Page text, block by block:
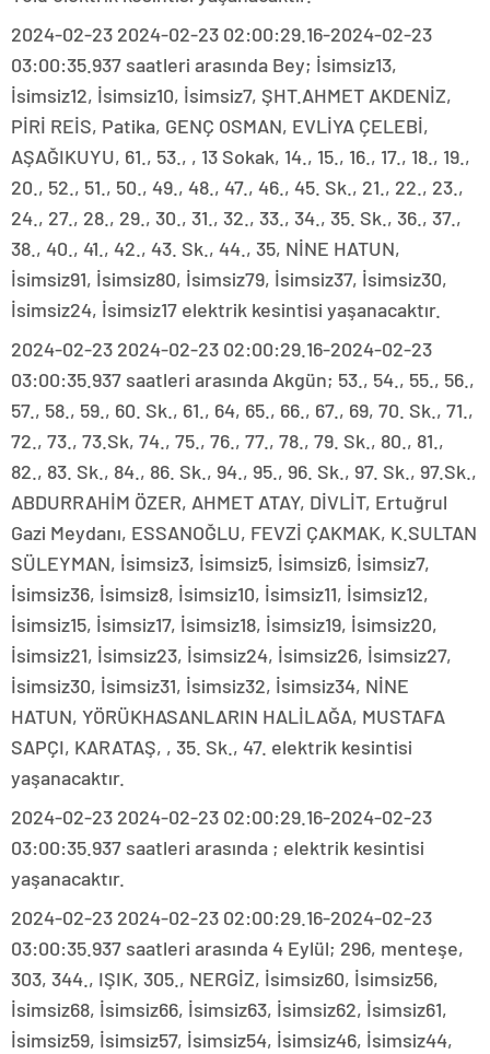
2024-02-23 2024-02-23 02:00:29.16-2024-02-23
03:00:35.937 saatleri arasında Bey; İsimsiz13,
İsimsiz12, İsimsiz10, İsimsiz7, ŞHT.AHMET AKDENİZ,
PİRİ REİS, Patika, GENÇ OSMAN, EVLİYA ÇELEBİ,
AŞAĞIKUYU, 61., 53., , 13 Sokak, 14., 15., 16., 17., 18., 19.,
20., 52., 51., 50., 49., 48., 47., 46., 45. Sk., 21., 22., 23.,
24., 27., 28., 29., 30., 31., 32., 33., 34., 35. Sk., 36., 37.,
38., 40., 41., 42., 43. Sk., 44., 35, NİNE HATUN,
İsimsiz91, İsimsiz80, İsimsiz79, İsimsiz37, İsimsiz30,
İsimsiz24, İsimsiz17 elektrik kesintisi yaşanacaktır.
2024-02-23 2024-02-23 02:00:29.16-2024-02-23
03:00:35.937 saatleri arasında Akgün; 53., 54., 55., 56.,
57., 58., 59., 60. Sk., 61., 64, 65., 66., 67., 69, 70. Sk., 71.,
72., 73., 73.Sk, 74., 75., 76., 77., 78., 79. Sk., 80., 81.,
82., 83. Sk., 84., 86. Sk., 94., 95., 96. Sk., 97. Sk., 97.Sk.,
ABDURRAHİM ÖZER, AHMET ATAY, DİVLİT, Ertuğrul
Gazi Meydanı, ESSANOĞLU, FEVZİ ÇAKMAK, K.SULTAN
SÜLEYMAN, İsimsiz3, İsimsiz5, İsimsiz6, İsimsiz7,
İsimsiz36, İsimsiz8, İsimsiz10, İsimsiz11, İsimsiz12,
İsimsiz15, İsimsiz17, İsimsiz18, İsimsiz19, İsimsiz20,
İsimsiz21, İsimsiz23, İsimsiz24, İsimsiz26, İsimsiz27,
İsimsiz30, İsimsiz31, İsimsiz32, İsimsiz34, NİNE
HATUN, YÖRÜKHASANLARIN HALİLAĞA, MUSTAFA
SAPÇI, KARATAŞ, , 35. Sk., 47. elektrik kesintisi
yaşanacaktır.
2024-02-23 2024-02-23 02:00:29.16-2024-02-23
03:00:35.937 saatleri arasında ; elektrik kesintisi
yaşanacaktır.
2024-02-23 2024-02-23 02:00:29.16-2024-02-23
03:00:35.937 saatleri arasında 4 Eylül; 296, menteşe,
303, 344., IŞIK, 305., NERGİZ, İsimsiz60, İsimsiz56,
İsimsiz68, İsimsiz66, İsimsiz63, İsimsiz62, İsimsiz61,
İsimsiz59, İsimsiz57, İsimsiz54, İsimsiz46, İsimsiz44,